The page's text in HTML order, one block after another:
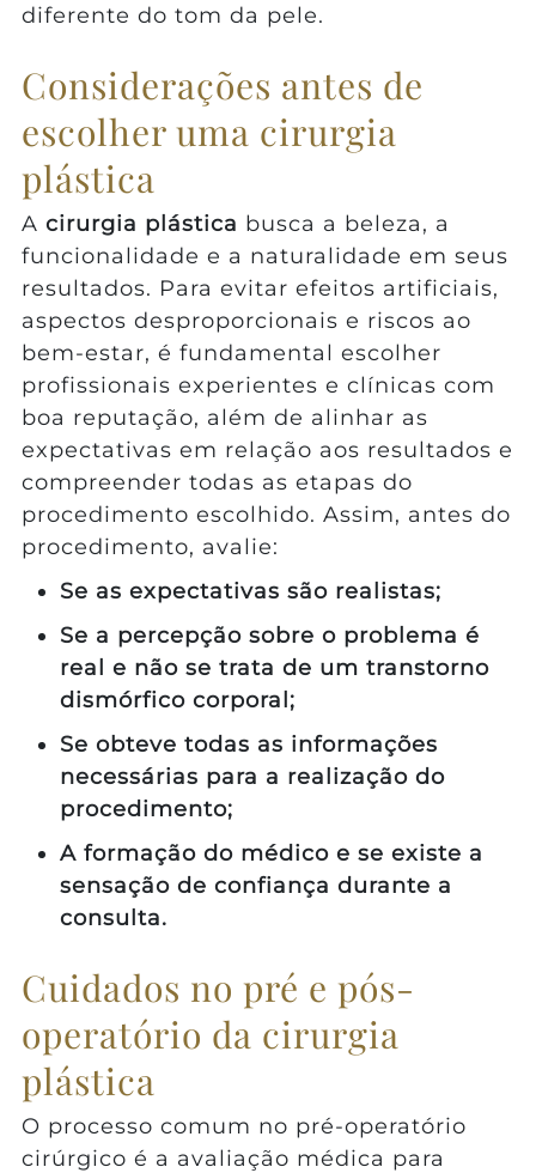
diferente do tom da pele.
Considerações antes de
escolher uma cirurgia
plástica
A cirurgia plástica busca a beleza, a
funcionalidade e a naturalidade em seus
resultados. Para evitar efeitos artificiais,
aspectos desproporcionais e riscos ao
bem-estar, é fundamental escolher
profissionais experientes e clínicas com
boa reputação, além de alinhar as
expectativas em relação aos resultados e
compreender todas as etapas do
procedimento escolhido. Assim, antes do
procedimento, avalie:
Se as expectativas são realistas;
Se a percepção sobre o problema é
real e não se trata de um transtorno
dismórfico corporal;
Se obteve todas as informações
necessárias para a realização do
procedimento;
A formação do médico e se existe a
sensação de confiança durante a
consulta.
Cuidados no pré e pós-
operatório da cirurgia
plástica
O processo comum no pré-operatório
cirúrgico é a avaliação médica para